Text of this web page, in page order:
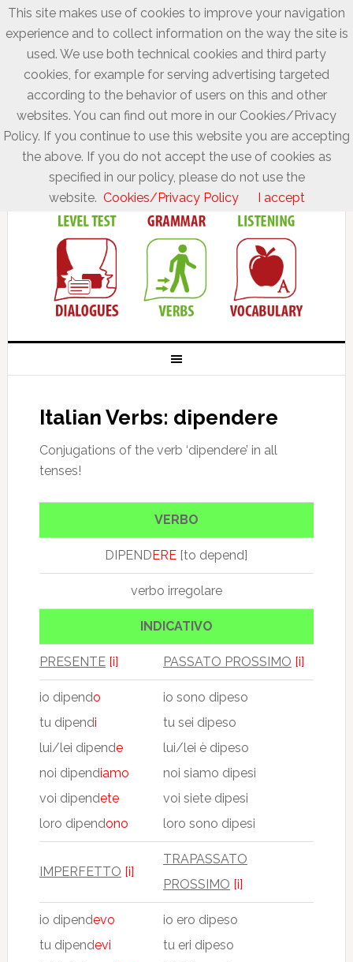
Italian Verbs: dipendere
Conjugations of the verb ‘dipendere’ in all
tenses!
VERBO
DIPENDERE [to depend]
verbo irregolare
INDICATIVO
PRESENTE [i] PASSATO PROSSIMO [i]
io dipendo
tu dipendi
lui/lei dipende
noi dipendiamo
voi dipendete
loro dipendono
io sono dipeso
tu sei dipeso
lui/lei è dipeso
noi siamo dipesi
voi siete dipesi
loro sono dipesi
IMPERFETTO [i]
TRAPASSATO
PROSSIMO [i]
io dipendevo
tu dipendevi
io ero dipeso
tu eri dipeso
This site makes use of cookies to improve your navigation
experience and to collect information on the way the site is
used. We use both technical cookies and third party
cookies, for example for serving advertising targeted
according to the behavior of users on this and other
websites. You can find out more in our Cookies/Privacy
Policy. If you continue to use this website you are accepting
the above. If you do not accept the use of cookies as
specified in our policy, please do not use the
website. Cookies/Privacy Policy I accept